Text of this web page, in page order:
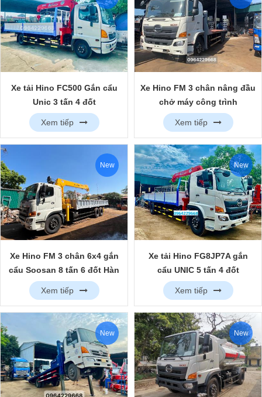
Xe tải Hino FC500 Gắn cẩu
Unic 3 tấn 4 đốt
Xem tiếp
Xe Hino FM 3 chân nâng đầu
chở máy công trình
Xem tiếp
New
Xe Hino FM 3 chân 6x4 gắn
cẩu Soosan 8 tấn 6 đốt Hàn
Quốc
Xem tiếp
New
Xe tải Hino FG8JP7A gắn
cẩu UNIC 5 tấn 4 đốt
Xem tiếp
New New